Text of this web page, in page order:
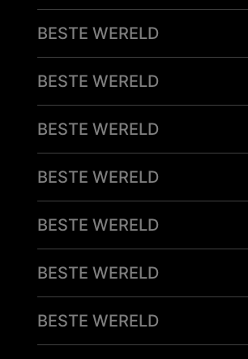
BESTE WERELD
BESTE WERELD
BESTE WERELD
BESTE WERELD
BESTE WERELD
BESTE WERELD
BESTE WERELD